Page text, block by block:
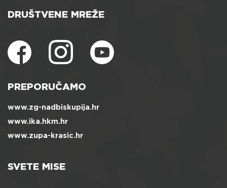
DRUŠTVENE MREŽE
PREPORUČAMO
www.zg-nadbiskupija.hr
www.ika.hkm.hr
www.zupa-krasic.hr
SVETE MISE